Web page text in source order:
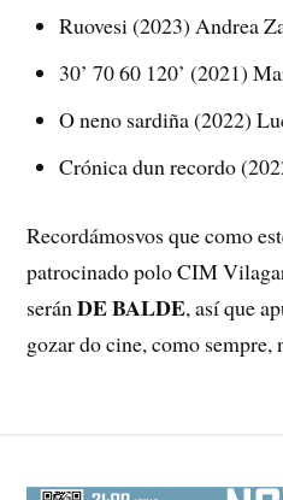
Ruovesi (2023) Andrea
30’ 70 60 120’ (2021)
O neno sardiña (2022)
Crónica dun recordo
Recordámosvos que como
patrocinado polo CIM
seránDE BALDE, así que
gozar do cine, como